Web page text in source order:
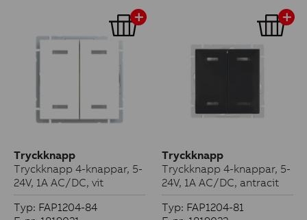
Tryckknapp
Tryckknapp 4-knappar, 5-
24V, 1A AC/DC, vit
Typ: FAP1204-84
Tryckknapp
Tryckknapp 4-knappar, 5-
24V, 1A AC/DC, antracit
Typ: FAP1204-81